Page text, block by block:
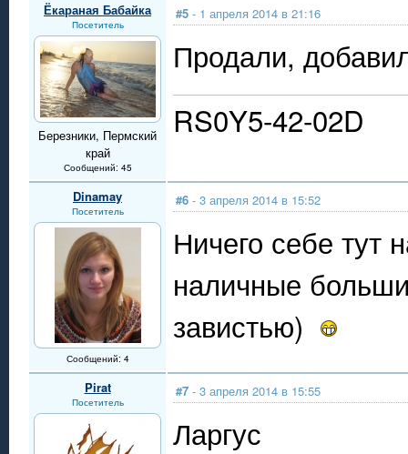
Ёкараная Бабайка
Посетитель
Березники, Пермский
край
Сообщений: 45
#5 - 1 апреля 2014 в 21:16
Продали,
RS0Y5-42-02D
Dinamay
Посетитель
Сообщений: 4
#6 - 3 апреля 2014 в 15:52
Ничего себе тут
наличные
завистью)
Pirat
Посетитель
#7 - 3 апреля 2014 в 15:55
Ларгус